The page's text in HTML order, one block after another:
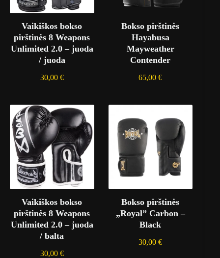
Vaikiškos bokso
pirštinės 8 Weapons
Unlimited 2.0 – juoda
/ juoda
30,00 €
Bokso pirštinės
Hayabusa
Mayweather
Contender
65,00€
Vaikiškos bokso
pirštinės 8 Weapons
Unlimited 2.0 – juoda
/ balta
30,00 €
Bokso pirštinės
„Royal” Carbon –
Black
30,00€